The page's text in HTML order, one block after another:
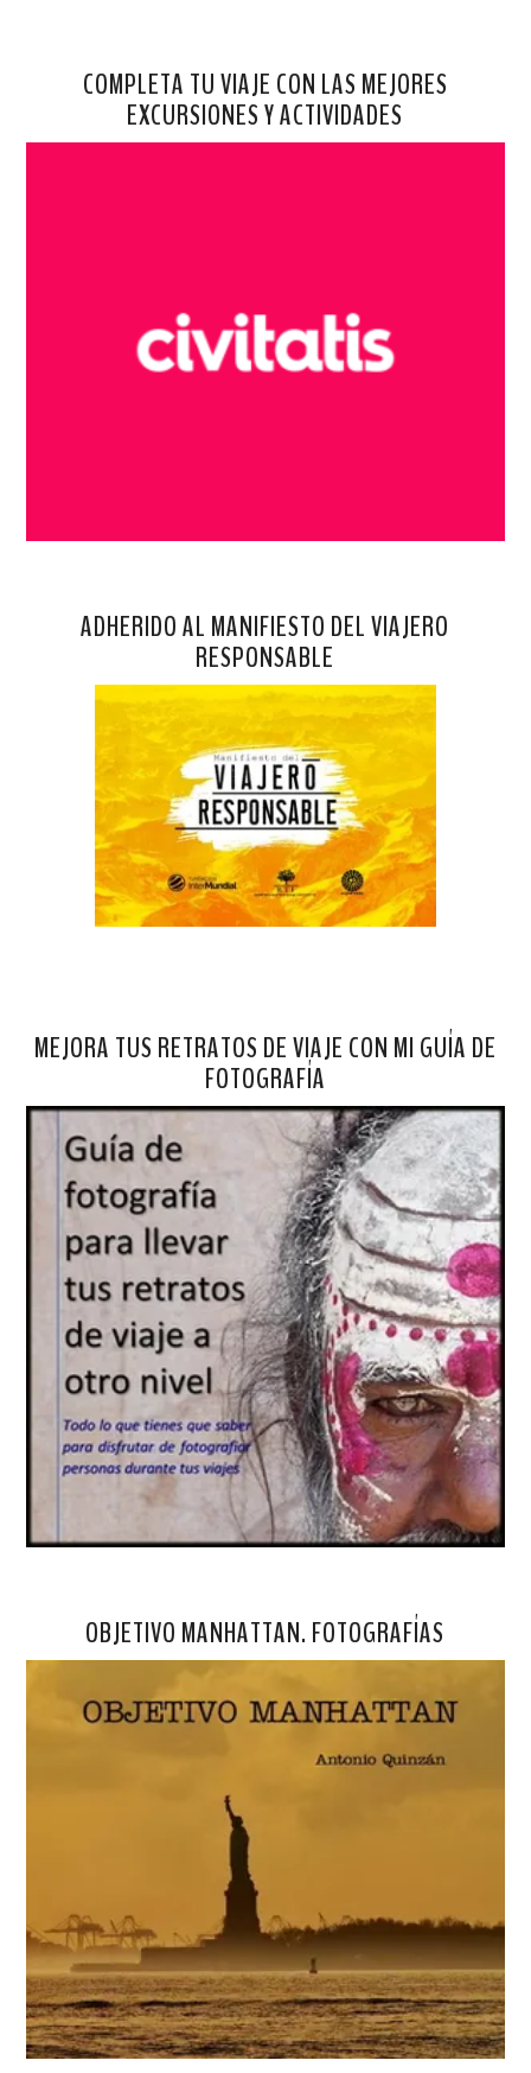
COMPLETA TU VIAJE CON LAS MEJORES
EXCURSIONES Y ACTIVIDADES
ADHERIDO AL MANIFIESTO DEL VIAJERO
RESPONSABLE
MEJORA TUS RETRATOS DE VIAJE CON MI GUÍA DE
FOTOGRAFÍA
OBJETIVO MANHATTAN. FOTOGRAFÍAS